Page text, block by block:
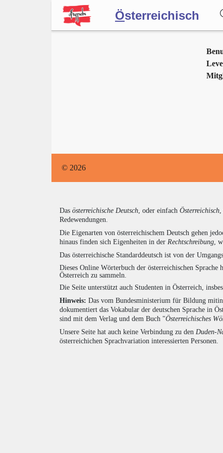
Österreichisch
© 2026
Das österreichische Deutsch , oder einfach Österreichisch
Redewendungen.
Die Eigenarten von österreichischem Deutsch gehen
hinaus finden sich Eigenheiten in der Rechtschreibung ,
Das österreichische Standarddeutsch ist von der
Dieses Online Wörterbuch der österreichischen
Österreich zu sammeln.
Die Seite unterstützt auch Studenten in Österreich,
Hinweis: Das vom Bundesministerium für Bildung
dokumentiert das Vokabular der deutschen Sprache in
sind mit dem Verlag und dem Buch "Österreichisches
Unsere Seite hat auch keine Verbindung zu den Duden-
österreichichen Sprachvariation interessierten Personen.